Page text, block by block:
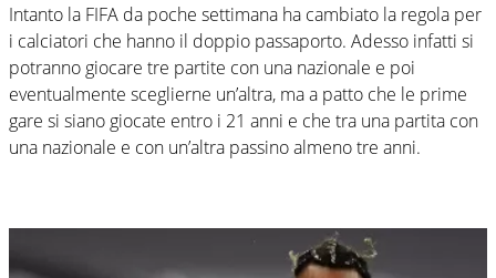
Intanto la FIFA da poche settimana ha cambiato la regola per
i calciatori che hanno il doppio passaporto. Adesso infatti si
potranno giocare tre partite con una nazionale e poi
eventualmente sceglierne un’altra, ma a patto che le prime
gare si siano giocate entro i 21 anni e che tra una partita con
una nazionale e con un’altra passino almeno tre anni.